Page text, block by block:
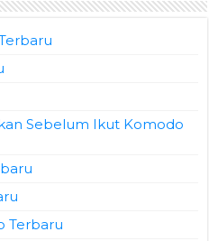
Sebelum Ikut Komodo
Terbaru